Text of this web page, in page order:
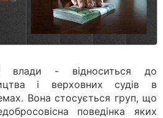
влади - відноситься до
і верховних судів в
Вона стосується груп, що
поведінка яких